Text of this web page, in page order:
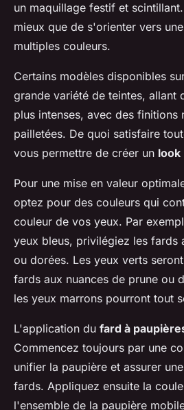
un maquillage festif et
mieux que de s'orienter vers une
multiples couleurs.
Certains modèles disponibles
grande variété de teintes, allant
plus intenses, avec des finitions
pailletées. De quoi satisfaire
vous permettre de créer un look
Pour une mise en valeur
optez pour des couleurs qui
couleur de vos yeux. Par
yeux bleus, privilégiez les fards
ou dorées. Les yeux verts
fards aux nuances de prune ou
les yeux marrons pourront tout
L'application du fard à
Commencez toujours par une
unifier la paupière et assurer
fards. Appliquez ensuite la
l'ensemble de la paupière